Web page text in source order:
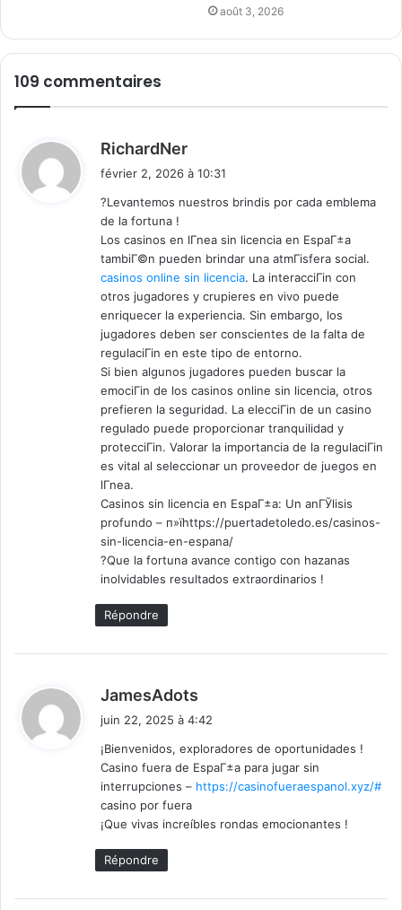
août 3, 2026
109 commentaires
RichardNer
i
février 2, 2026 à 10:31
?Levantemos nuestros brindis por cada emblema
de la fortuna !
Los casinos en lГ­nea sin licencia en EspaГ±a
tambiГ©n pueden brindar una atmГіsfera social.
casinos online sin licencia. La interacciГіn con
otros jugadores y crupieres en vivo puede
enriquecer la experiencia. Sin embargo, los
jugadores deben ser conscientes de la falta de
regulaciГіn en este tipo de entorno.
Si bien algunos jugadores pueden buscar la
emociГіn de los casinos online sin licencia, otros
prefieren la seguridad. La elecciГіn de un casino
regulado puede proporcionar tranquilidad y
protecciГіn. Valorar la importancia de la regulaciГіn
es vital al seleccionar un proveedor de juegos en
lГ­nea.
Casinos sin licencia en EspaГ±a: Un anГЎlisis
profundo – п»їhttps://puertadetoledo.es/casinos-
sin-licencia-en-espana/
?Que la fortuna avance contigo con hazanas
inolvidables resultados extraordinarios !
Répondre
JamesAdots
:
juin 22, 2025 à 4:42
¡Bienvenidos, exploradores de oportunidades !
Casino fuera de EspaГ±a para jugar sin
interrupciones – https://casinofueraespanol.xyz/#
casino por fuera
¡Que vivas increíbles rondas emocionantes !
Répondre